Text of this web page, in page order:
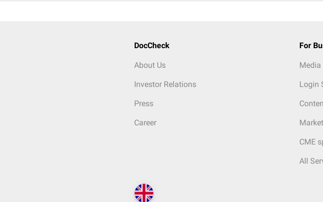
DocCheck
About Us
Investor Relations
Press
Career
For
Media
Login
CME
All